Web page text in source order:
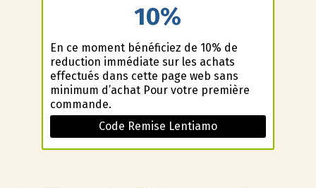
10%
En ce moment bénéficiez de 10% de
reduction immédiate sur les achats
effectués dans cette page web sans
minimum d’achat Pour votre première
commande.
Code Remise Lentiamo